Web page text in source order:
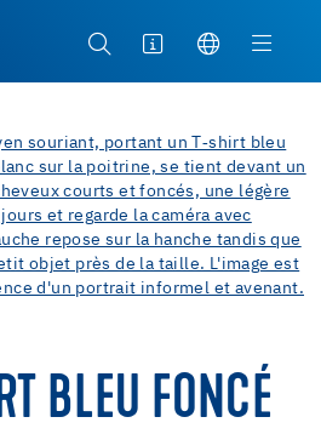
BLEU FONCÉ